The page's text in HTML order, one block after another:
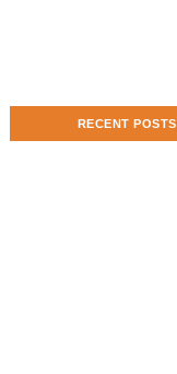
RECENT POSTS